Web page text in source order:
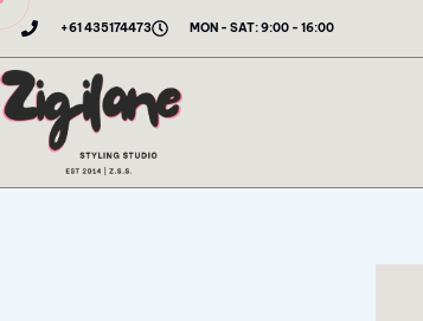
Skip
content
+61 435174473 MON - SAT: 9:00 - 16:00